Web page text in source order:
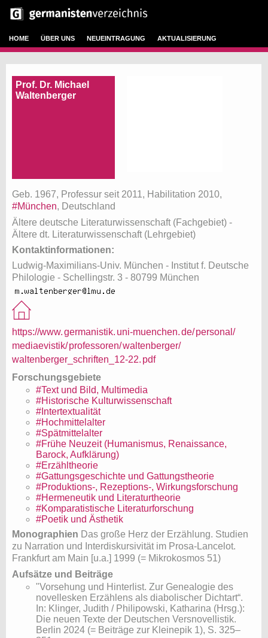
HOME ÜBER UNS NEUEINTRAGUNG AKTUALISIERUNG
Prof. Dr. Michael
Waltenberger
Geb. 1967, Professur seit 2011, Habilitation 2010,
#München, Deutschland
Ältere deutsche Literaturwissenschaft (Fachgebiet) -
Ältere dt. Literaturwissenschaft (Lehrgebiet)
Kontaktinformationen:
Ludwig-Maximilians-Univ. München - Institut f. Deutsche
Philologie - Schellingstr. 3 - 80799 München
https://www.germanistik. uni-muenchen.de/personal/
mediaevistik/professoren/waltenberger/
waltenberger_schriften_12-22. pdf
Forschungsgebiete
#Text und Bild, Multimedia
#Historische Kulturwissenschaft
#Intertextualität
#Hochmittelalter
#Spätmittelalter
#Frühe Neuzeit (Humanismus, Renaissance,
Barock, Aufklärung)
#Erzähltheorie
#Gattungsgeschichte und Gattungstheorie
#Produktions-, Rezeptions-, Wirkungsforschung
#Hermeneutik und Literaturtheorie
#Komparatistische Literaturforschung
#Poetik und Ästhetik
Monographien ​Das große Herz der Erzählung. Studien
zu Narration und Interdiskursivität im Prosa-Lancelot.
Frankfurt am Main [u.a.] 1999 (= Mikrokosmos 51)
Aufsätze und Beiträge
"Vorsehung und Hinterlist. Zur Genealogie des
novellesken Erzählens als diabolischer Dichtart“.
In: Klinger, Judith / Philipowski, Katharina (Hrsg.):
Die neuen Texte der Deutschen Versnovellistik.
Berlin 2024 (= Beiträge zur Kleinepik 1), S. 325–